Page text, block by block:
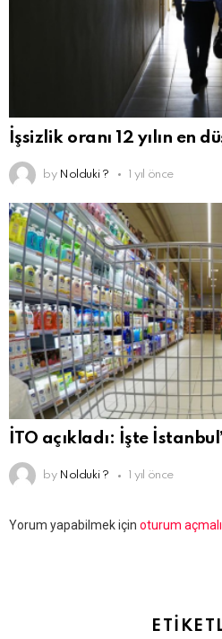
İşsizlik oranı 12 yılın en
by Nolduki ? 1 yıl önce
İTO açıkladı: İşte
by Nolduki ? 1 yıl önce
Bir
Yorum yapabilmek için oturum